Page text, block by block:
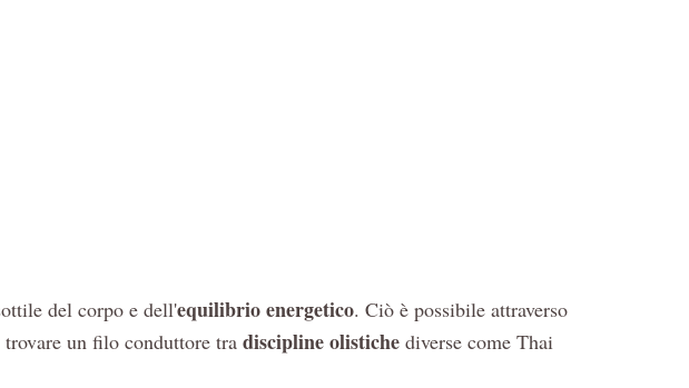
del corpo e dell'equilibrio energetico. Ciò è possibile attraverso
un filo conduttore tra discipline olistiche diverse come Thai